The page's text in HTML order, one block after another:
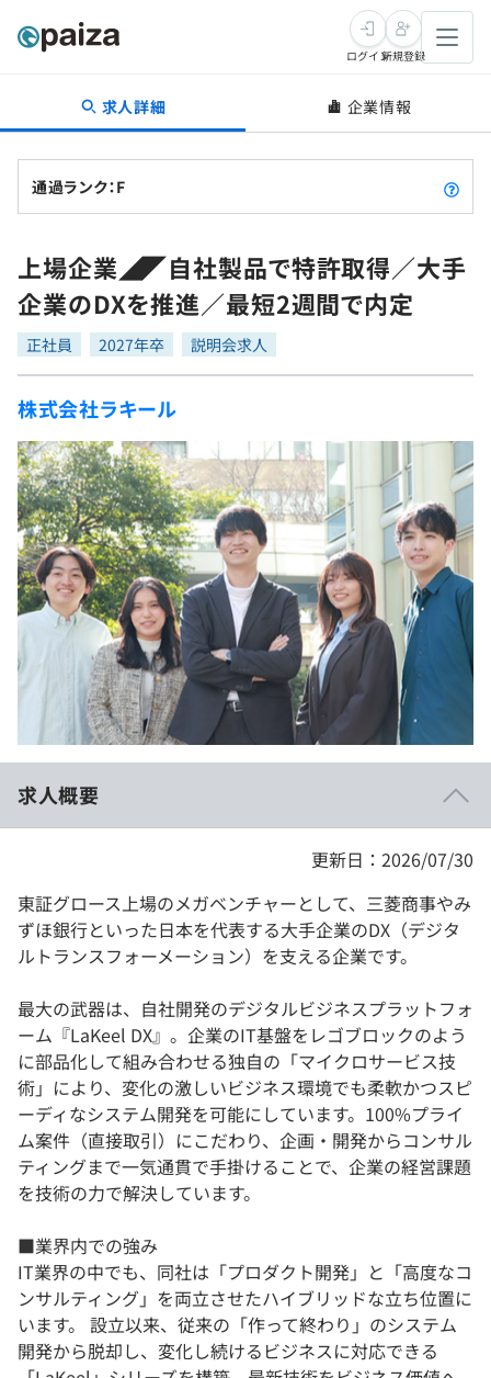
転職・キャリア
転職成功ガイド
転職エージェント
インタビュー
転職成功ガイド
新卒就活
求人検索
本選考
インターン
新卒エージェント
イベント・セミナー
インタビュー
就活成功ガイド
学習
問題集
ナレッジ
リファレンス
プラン
個人向けプラン
法人向けプラン
契約内容・クーポン
プログラミング言語
評価結果一覧
再チャレンジ結果一覧
ゲーム・マンガ
Tech Team Journal
paiza times
note
paizaとは？
ログイン新規登録
求人詳細 企業情報
通過ランク：F
上場企業◢◤自社製品で特許取得／大手
企業のDXを推進／最短2週間で内定
正社員 2027年卒 説明会求人
株式会社ラキール
求人概要
更新日：2026/07/30
東証グロース上場のメガベンチャーとして、三菱商事やみ
ずほ銀行といった日本を代表する大手企業のDX（デジタ
ルトランスフォーメーション）を支える企業です。
最大の武器は、自社開発のデジタルビジネスプラットフォ
ーム『LaKeel DX』。企業のIT基盤をレゴブロックのよう
に部品化して組み合わせる独自の「マイクロサービス技
術」により、変化の激しいビジネス環境でも柔軟かつスピ
ーディなシステム開発を可能にしています。100%プライ
ム案件（直接取引）にこだわり、企画・開発からコンサル
ティングまで一気通貫で手掛けることで、企業の経営課題
を技術の力で解決しています。
■業界内での強み
IT業界の中でも、同社は「プロダクト開発」と「高度なコ
ンサルティング」を両立させたハイブリッドな立ち位置に
います。 設立以来、従来の「作って終わり」のシステム
開発から脱却し、変化し続けるビジネスに対応できる